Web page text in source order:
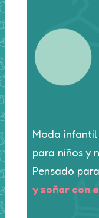
Moda
para niños y
Pensado
y soñar con